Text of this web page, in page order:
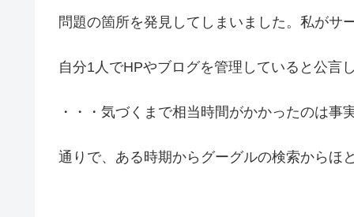
問題の箇所を発見してしまいました。私がサ
自分1人でHPやブログを管理していると公言
・・・気づくまで相当時間がかかったのは事
通りで、ある時期からグーグルの検索からほ